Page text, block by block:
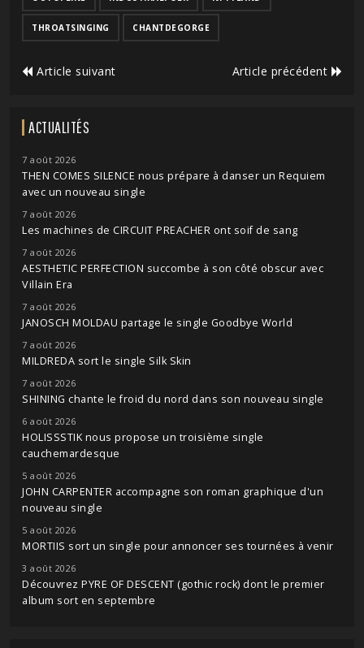
THROATSINGING CHANTDEGORGE
Article suivant Article précédent
ACTUALITÉS
7 août 2026
THEN COMES SILENCE nous prépare à danser un Requiem
avec un nouveau single
7 août 2026
Les machines de CIRCUIT PREACHER ont soif de sang
7 août 2026
AESTHETIC PERFECTION succombe à son côté obscur avec
Villain Era
7 août 2026
JANOSCH MOLDAU partage le single Goodbye World
7 août 2026
MILDREDA sort le single Silk Skin
7 août 2026
SHINING chante le froid du nord dans son nouveau single
6 août 2026
HOLISSSTIK nous propose un troisième single
cauchemardesque
5 août 2026
JOHN CARPENTER accompagne son roman graphique d'un
nouveau single
5 août 2026
MORTIIS sort un single pour annoncer ses tournées à venir
3 août 2026
Découvrez PYRE OF DESCENT (gothic rock) dont le premier
album sort en septembre